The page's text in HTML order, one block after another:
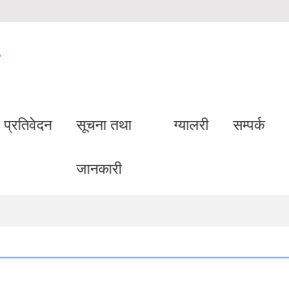
प्रतिवेदन सूचना तथा
जानकारी
ग्यालरी सम्पर्क